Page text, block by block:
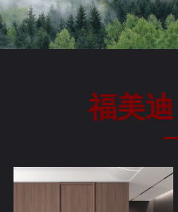
福美迪